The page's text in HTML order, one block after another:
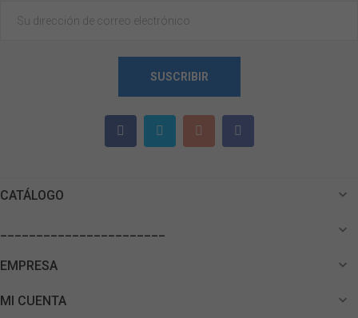
SUSCRIBIR
CATÁLOGO 

EMPRESA 
MI CUENTA 